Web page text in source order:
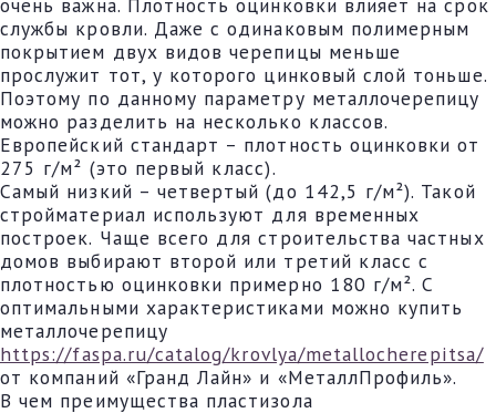
службы кровли. Даже с одинаковым полимерным
покрытием двух видов черепицы меньше
прослужит тот, у которого цинковый слой тоньше.
Поэтому по данному параметру металлочерепицу
можно разделить на несколько классов.
Европейский стандарт – плотность оцинковки от
275 г/м² (это первый класс).
Самый низкий – четвертый (до 142,5 г/м²). Такой
стройматериал используют для временных
построек. Чаще всего для строительства частных
домов выбирают второй или третий класс с
плотностью оцинковки примерно 180 г/м². С
оптимальными характеристиками можно купить
металлочерепицу
https://faspa.ru/catalog/krovlya/metallocherepitsa/
от компаний «Гранд Лайн» и «МеталлПрофиль».
В чем преимущества пластизола